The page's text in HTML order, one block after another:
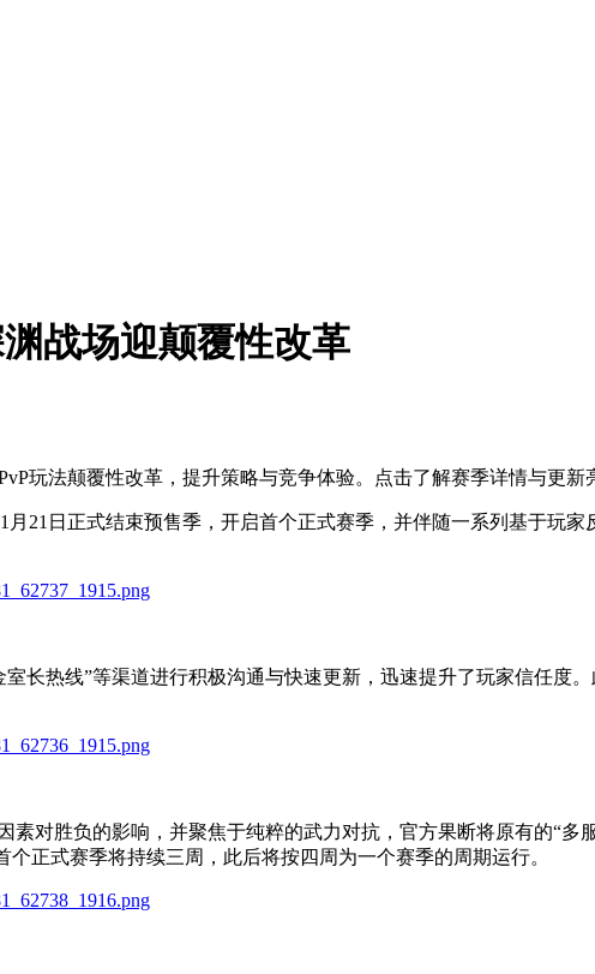
战场迎颠覆性改革
玩法颠覆性改革，提升策略与竞争体验。点击了解赛季详情与更新
21日正式结束预售季，开启首个正式赛季，并伴随一系列基于玩
长热线”等渠道进行积极沟通与快速更新，迅速提升了玩家信任度
对胜负的影响，并聚焦于纯粹的武力对抗，官方果断将原有的“多
正式赛季将持续三周，此后将按四周为一个赛季的周期运行。